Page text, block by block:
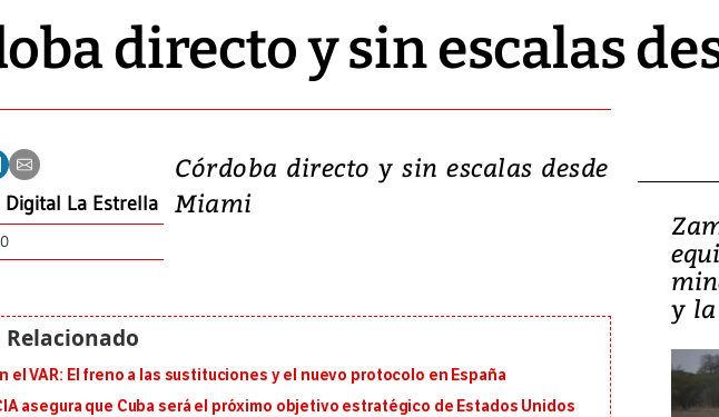
directo y sin escalas
Digital La Estrella
Córdoba directo y sin escalas desde
Miami
el VAR: El freno a las sustituciones y el nuevo protocolo en España
asegura que Cuba será el próximo objetivo estratégico de Estados Unidos
y